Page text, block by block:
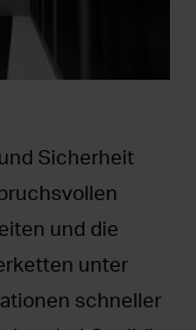
Sicherheit
und die
unter
schneller